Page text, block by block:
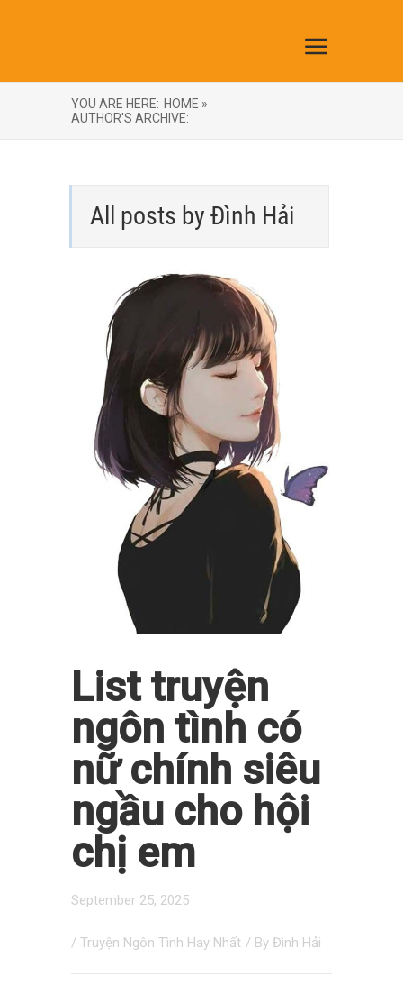
YOU ARE HERE: HOME »
AUTHOR'S ARCHIVE:
All posts by Đình Hải
List truyện
ngôn tình có
nữ chính siêu
ngầu cho hội
chị em
September 25, 2025
/ Truyện Ngôn Tình Hay Nhất / By Đình Hải